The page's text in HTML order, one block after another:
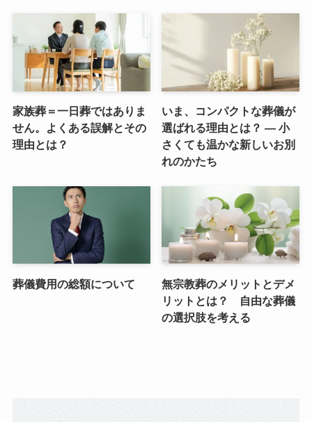
家族葬＝一日葬ではありま
せん。よくある誤解とその
理由とは？
いま、コンパクトな葬儀が
選ばれる理由とは？ — 小
さくても温かな新しいお別
れのかたち
葬儀費用の総額について
無宗教葬のメリットとデメ
リットとは？ 自由な葬儀
の選択肢を考える